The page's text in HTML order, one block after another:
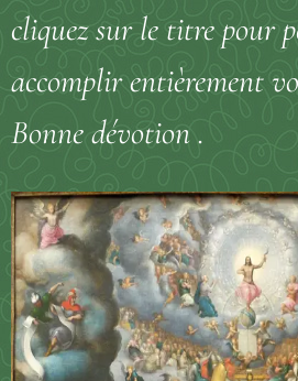
cliquez sur le titre pour
accomplir entièrement
Bonne dévotion .